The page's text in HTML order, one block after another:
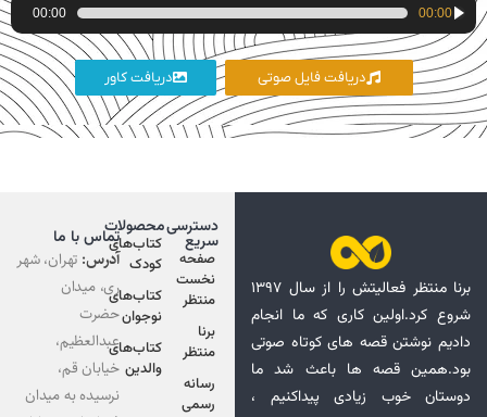
پخش‌کننده
صوت
00:00
00:00
دریافت فایل صوتی دریافت کاور
برنا منتظر فعالیتش را از سال ۱۳۹۷
شروع کرد.اولین کاری که ما انجام
دادیم نوشتن قصه های کوتاه صوتی
بود.همین قصه ها باعث شد ما
دوستان خوب زیادی پیداکنیم ،
دسترسی
سریع
صفحه
نخست
منتظر
برنا
منتظر
رسانه
رسمی
محصولات
کتاب‌های
کودک
کتاب‌های
نوجوان
کتاب‌های
والدین
تماس با ما
آدرس: تهران، شهر
ری، میدان
حضرت
عبدالعظیم،
خیابان قم،
نرسیده به میدان